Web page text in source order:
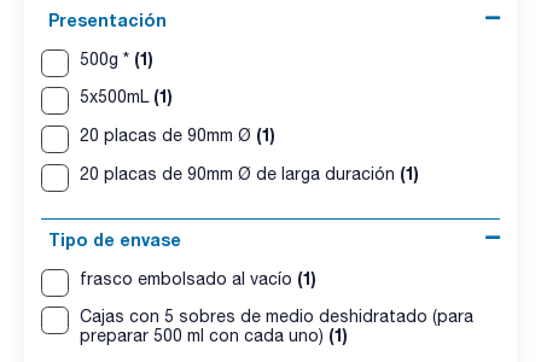
Presentación
500g * (1)
5x500mL (1)
20 placas de 90mm Ø (1)
20 placas de 90mm Ø de larga duración (1)
Tipo de envase
frasco embolsado al vacío (1)
Cajas con 5 sobres de medio deshidratado (para
preparar 500 ml con cada uno) (1)